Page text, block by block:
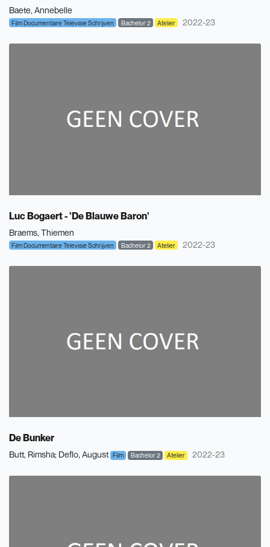
Baete, Annebelle
Film Documentaire Televisie Schrijven Bachelor 2 Atelier 2022-23
Luc Bogaert - 'De Blauwe Baron'
Braems, Thiemen
Film Documentaire Televisie Schrijven Bachelor 2 Atelier 2022-23
De Bunker
Butt, Rimsha Deflo, August Film Bachelor 2 Atelier 2022-23